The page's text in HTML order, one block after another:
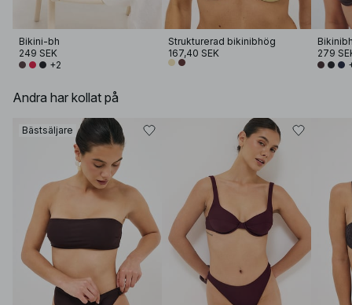
Bikini-bh
249 SEK
+2
Strukturerad bikinibhög
167,40 SEK
279
Andra har kollat på
Bästsäljare